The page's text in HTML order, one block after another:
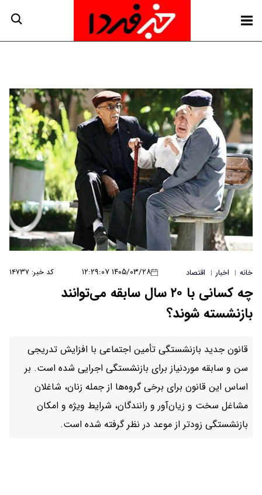
خانه | اخبار | اقتصاد ۱۴۰۵/۰۳/۲۸ ۱۲:۲۹:۰۷ کد خبر: ۱۴۷۳۷
چه کسانی با ۲۰ سال سابقه می‌توانند
بازنشسته شوند؟
قانون جدید بازنشستگی تأمین اجتماعی با افزایش تدریجی
سن و سابقه موردنیاز برای بازنشستگی اجرایی شده است. بر
اساس این قانون برای برخی گروه‌ها از جمله زنان، شاغلان
مشاغل سخت و زیان‌آور و رانندگان، شرایط ویژه و امکان
بازنشستگی زودتر از موعد در نظر گرفته شده است.